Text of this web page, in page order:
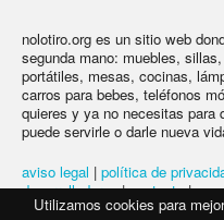
Utilizamos cookies para
nolotiro.org es un sitio web
segunda mano: muebles,
portátiles, mesas, cocinas,
carros para bebes, teléfonos
quieres y ya no necesitas para
puede servirle o darle nueva
aviso legal | política de
desarrolladores|contacto|